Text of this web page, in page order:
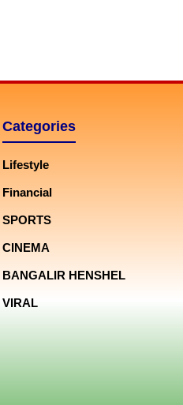
Categories
Lifestyle
Financial
SPORTS
CINEMA
BANGALIR HENSHEL
VIRAL